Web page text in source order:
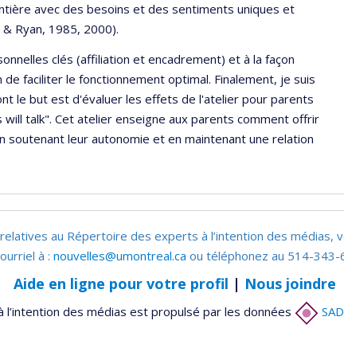
avec des besoins et des sentiments uniques et
Ryan, 1985, 2000).
clés (affiliation et encadrement) et à la façon
faciliter le fonctionnement optimal. Finalement, je suis
le but est d'évaluer les effets de l'atelier pour parents
talk". Cet atelier enseigne aux parents comment offrir
leur autonomie et en maintenant une relation
au Répertoire des experts à l’intention des médias,
à : nouvelles@umontreal.ca ou téléphonez au 514-343-
Aide en ligne pour votre profil | Nous joindre
des médias est propulsé par les données